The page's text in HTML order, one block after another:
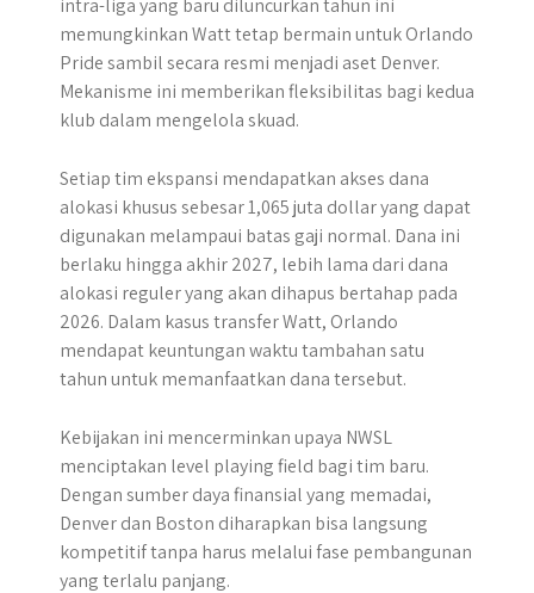
intra-liga yang baru diluncurkan tahun ini
memungkinkan Watt tetap bermain untuk Orlando
Pride sambil secara resmi menjadi aset Denver.
Mekanisme ini memberikan fleksibilitas bagi kedua
klub dalam mengelola skuad.
Setiap tim ekspansi mendapatkan akses dana
alokasi khusus sebesar 1,065 juta dollar yang dapat
digunakan melampaui batas gaji normal. Dana ini
berlaku hingga akhir 2027, lebih lama dari dana
alokasi reguler yang akan dihapus bertahap pada
2026. Dalam kasus transfer Watt, Orlando
mendapat keuntungan waktu tambahan satu
tahun untuk memanfaatkan dana tersebut.
Kebijakan ini mencerminkan upaya NWSL
menciptakan level playing field bagi tim baru.
Dengan sumber daya finansial yang memadai,
Denver dan Boston diharapkan bisa langsung
kompetitif tanpa harus melalui fase pembangunan
yang terlalu panjang.